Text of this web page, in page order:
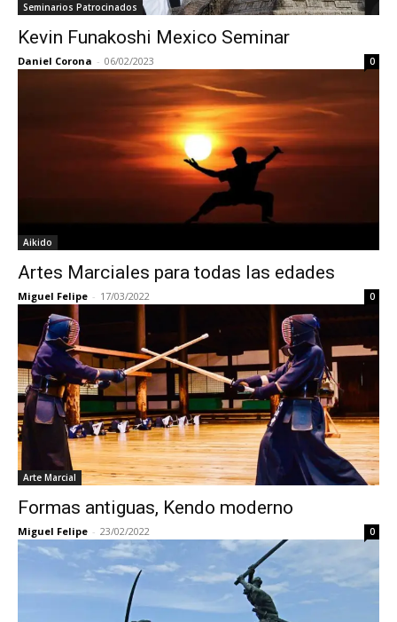
Seminarios Patrocinados
Kevin Funakoshi Mexico Seminar
Daniel Corona - 06/02/2023 0
Aikido
Artes Marciales para todas las edades
Miguel Felipe - 17/03/2022 0
Arte Marcial
Formas antiguas, Kendo moderno
Miguel Felipe - 23/02/2022 0